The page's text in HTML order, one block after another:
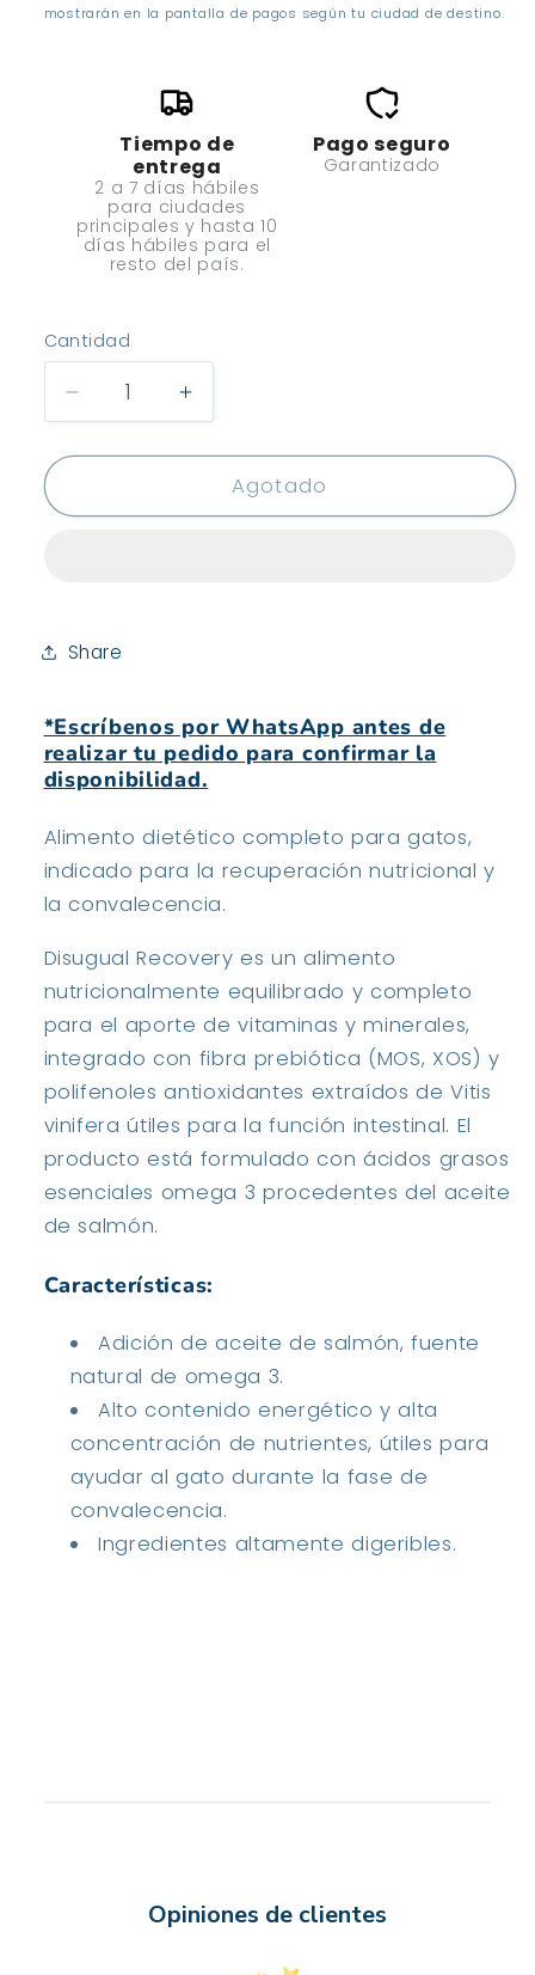
mostrarán en la pantalla de pagos según tu ciudad de destino.
Tiempo de
entrega
2 a 7 días hábiles
para ciudades
principales y hasta 10
días hábiles para el
resto del país.
Pago seguro
Garantizado
Cantidad
Cantidad
Reducir
cantidad
para
Metabolic
(85
Aumentar
cantidad
para
Disugual
Metabolic
Agotado
Share
*Escríbenos por WhatsApp antes de
realizar tu pedido para confirmar la
disponibilidad.
Alimento dietético completo para gatos,
indicado para la recuperación nutricional y
la convalecencia.
Disugual Recovery es un alimento
nutricionalmente equilibrado y completo
para el aporte de vitaminas y minerales,
integrado con fibra prebiótica (MOS, XOS) y
polifenoles antioxidantes extraídos de Vitis
vinifera útiles para la función intestinal. El
producto está formulado con ácidos grasos
esenciales omega 3 procedentes del aceite
de salmón.
Características:
Adición de aceite de salmón, fuente
natural de omega 3.
Alto contenido energético y alta
concentración de nutrientes, útiles para
ayudar al gato durante la fase de
convalecencia.
Ingredientes altamente digeribles.
Opiniones de clientes